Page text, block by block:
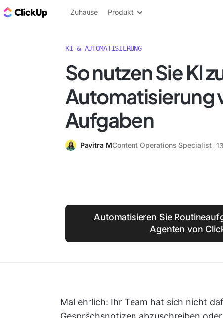
ClickUp Blog
Zuhause Produkt
KI & AUTOMATISIERUNG
So nutzen Sie KI
Automatisierung
Aufgaben
Pavitra MContent Operations Specialist
Automatisieren Sie
Agenten von
Mal ehrlich: Ihr Team hat sich nicht
Gesprächsnotizen abzuschreiben